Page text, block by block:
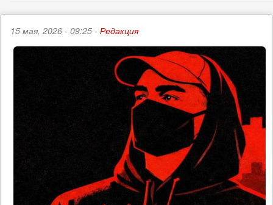
15 мая, 2026 - 09:25 - Редакция